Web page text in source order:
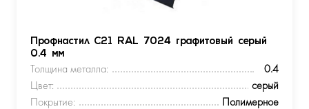
Профнастил С21 RAL 7024 графитовый серый
0.4 мм
Толщина металла:
0.4
Цвет:
серый
Покрытие:
Полимерное